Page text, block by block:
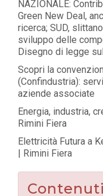
NAZIONALE:
Green New Deal,
ricerca; SUD,
sviluppo delle
Disegno di legge
Scopri la
(Confindustria):
aziende associate
Energia, industria,
Rimini Fiera
Elettricità Futura a
| Rimini Fiera